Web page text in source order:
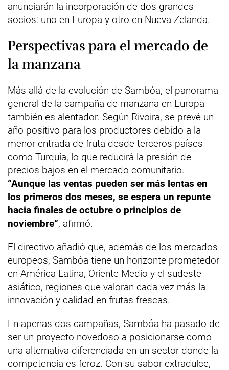
anunciarán la incorporación de dos grandes
socios: uno en Europa y otro en Nueva Zelanda.
Perspectivas para el mercado de
la manzana
Más allá de la evolución de Sambóa, el panorama
general de la campaña de manzana en Europa
también es alentador. Según Rivoira, se prevé un
año positivo para los productores debido a la
menor entrada de fruta desde terceros países
como Turquía, lo que reducirá la presión de
precios bajos en el mercado comunitario.
“Aunque las ventas pueden ser más lentas en
los primeros dos meses, se espera un repunte
hacia finales de octubre o principios de
noviembre”, afirmó.
El directivo añadió que, además de los mercados
europeos, Sambóa tiene un horizonte prometedor
en América Latina, Oriente Medio y el sudeste
asiático, regiones que valoran cada vez más la
innovación y calidad en frutas frescas.
En apenas dos campañas, Sambóa ha pasado de
ser un proyecto novedoso a posicionarse como
una alternativa diferenciada en un sector donde la
competencia es feroz. Con su sabor extradulce,